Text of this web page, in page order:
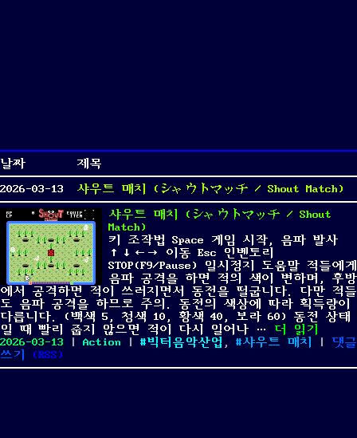
날짜
제목
2026-03-13
샤우트 매치 (シャウトマッチ / Shout Match)
샤우트 매치 (シャウトマッチ / Shout
Match)
키 조작법 Space 게임 시작, 음파 발사
↑↓←→ 이동 Esc 인벤토리
STOP(F9/Pause) 일시정지 도움말 적들에게
음파 공격을 하면 적의 색이 변하며, 후방
에서 공격하면 적이 쓰러지면서 동전을 떨굽니다. 다만 적들
도 음파 공격을 하므로 주의. 동전의 색상에 따라 획득량이
다릅니다. (백색 5, 청색 10, 황색 40, 보라 60) 동전 상태
일 때 빨리 줍지 않으면 적이 다시 일어나 … “샤우트 매
더 읽기
Posted
on
2026-03-13 Categories
Action Tags
빅터음악산업 , 샤우트 매치
댓글
쓰기
on
샤
(RSS)